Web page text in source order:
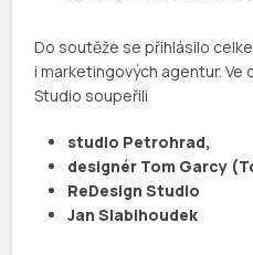
Do soutěže se přihlásilo
i marketingových agentur. Ve
Studio soupeřili
studio Petrohrad,
designér Tom Garcy
ReDesign Studio
Jan Slabihoudek